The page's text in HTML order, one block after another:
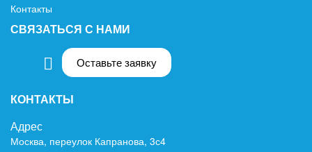
Контакты
СВЯЗАТЬСЯ С НАМИ
Оставьте заявку
КОНТАКТЫ
Адрес
Москва, переулок Капранова, 3с4